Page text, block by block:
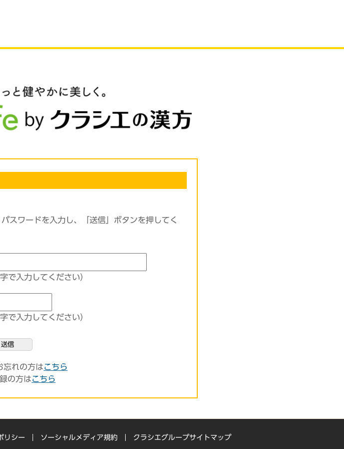
スワードを入力し、「送信」ボタンを押してく
で入力してください）
で入力してください）
送信
忘れの方はこちら
の方はこちら
リシー ソーシャルメディア規約 クラシエグループサイトマップ